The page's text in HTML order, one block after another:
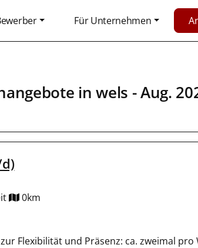
Für Unternehmen
inwels - Aug.
0km
Flexibilität und Präsenz: ca. zweimal pro